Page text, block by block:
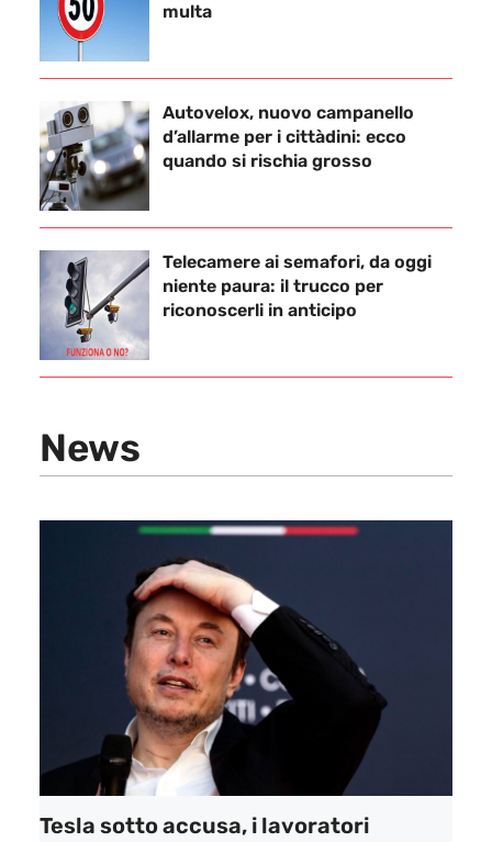
multa
Autovelox, nuovo campanello
d’allarme per i cittàdini: ecco
quando si rischia grosso
Telecamere ai semafori, da oggi
niente paura: il trucco per
riconoscerli in anticipo
News
Tesla sotto accusa, i lavoratori